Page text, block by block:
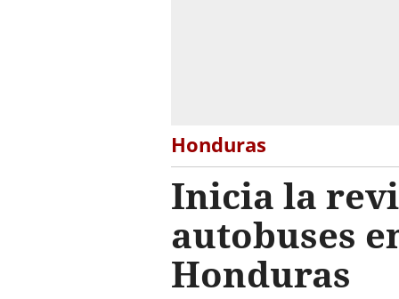
Honduras
Inicia la
autobuses
Honduras